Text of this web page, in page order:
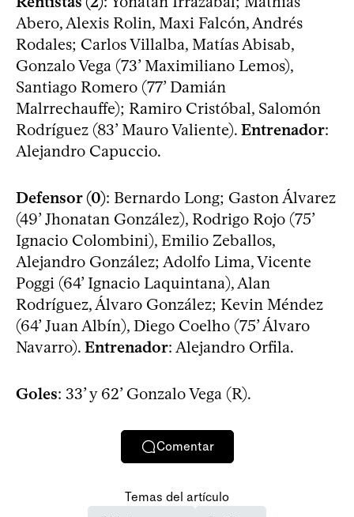
Abero, Alexis Rolin, Maxi Falcón, Andrés
Rodales; Carlos Villalba, Matías Abisab,
Gonzalo Vega (73’ Maximiliano Lemos),
Santiago Romero (77’ Damián
Malrrechauffe); Ramiro Cristóbal, Salomón
Rodríguez (83’ Mauro Valiente). Entrenador:
Alejandro Capuccio.
Defensor (0): Bernardo Long; Gaston Álvarez
(49’ Jhonatan González), Rodrigo Rojo (75’
Ignacio Colombini), Emilio Zeballos,
Alejandro González; Adolfo Lima, Vicente
Poggi (64’ Ignacio Laquintana), Alan
Rodríguez, Álvaro González; Kevin Méndez
(64’ Juan Albín), Diego Coelho (75’ Álvaro
Navarro). Entrenador: Alejandro Orfila.
Goles: 33’ y 62’ Gonzalo Vega (R).
Comentar
Temas del artículo